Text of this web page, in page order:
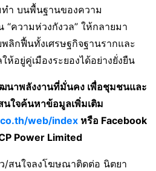
ำ บนพื้นฐานของความ
“ความห่วงกังวล” ให้กลายมา
ลิกฟื้นทั้งเศรษฐกิจฐานรากและ
ห้อยู่คู่เมืองระยองได้อย่างยั่งยืน
นาพลังงานที่มั่นคง เพื่อชุมชนและ
นใจค้นหาข้อมูลเพิ่มเติม
web/index หรือ Facebook
Power Limited
สนใจลงโฆษณาติดต่อ นิตยา